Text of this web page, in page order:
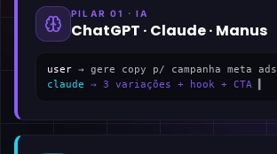
PILAR 01 · IA
ChatGPT · Claude · Manus
user → gere copy p/ campanha meta ads
claude → 3 variações + hook + CTA